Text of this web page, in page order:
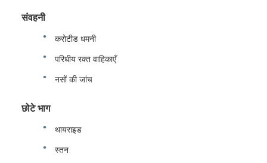
संवहनी
करोटीड धमनी
परिधीय रक्त वाहिकाएँ
नसों की जांच
छोटे भाग
थायराइड
स्तन